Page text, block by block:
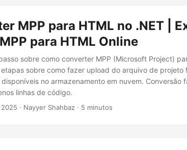
MPP para HTML no .NET |
para HTML Online
sobre como converter MPP (Microsoft Project)
etapas sobre como fazer upload do arquivo de
no armazenamento em nuvem. Conversão
linhas de código.
· Nayyer Shahbaz · 5 minutos